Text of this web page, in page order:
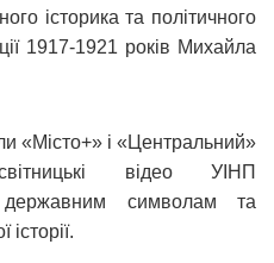
історика та політичного
1917-1921 років Михайла
«Місто+» і «Центральний»
відео УІНП
державним символам та